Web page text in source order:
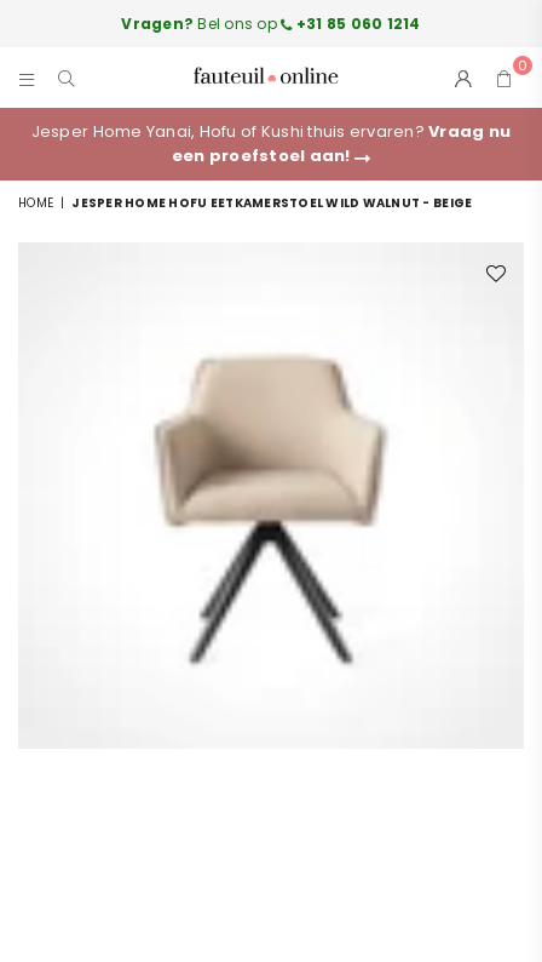
Vragen? Bel ons op +31 85 060 1214
FAUTEUILONLINE.NL
0
Jesper Home Yanai, Hofu of Kushi thuis ervaren?Vraag nu
een proefstoel aan!
HOME | JESPER HOME HOFU EETKAMERSTOEL WILD WALNUT - BEIGE